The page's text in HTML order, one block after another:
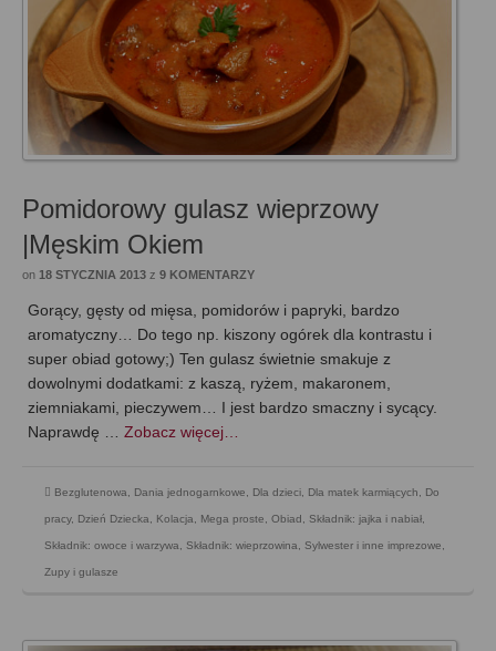
Pomidorowy gulasz wieprzowy
|Męskim Okiem
on 18 STYCZNIA 2013 z 9 KOMENTARZY
Gorący, gęsty od mięsa, pomidorów i papryki, bardzo
aromatyczny… Do tego np. kiszony ogórek dla kontrastu i
super obiad gotowy;) Ten gulasz świetnie smakuje z
dowolnymi dodatkami: z kaszą, ryżem, makaronem,
ziemniakami, pieczywem… I jest bardzo smaczny i sycący.
Naprawdę … Zobacz więcej…
Bezglutenowa Dania jednogarnkowe Dla dzieci Dla matek karmiących Do
pracy, Dzień Dziecka Kolacja Mega proste Obiad Składnik: jajka i nabiał
Składnik: owoce i warzywa Składnik: wieprzowina Sylwester i inne imprezowe
Zupy i gulasze